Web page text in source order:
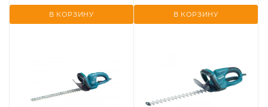
В КОРЗИНУ В КОРЗИНУ